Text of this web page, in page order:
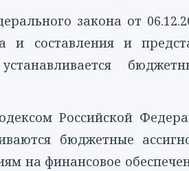
закона от
и составления и
Российской
бюджетные
на финансовое